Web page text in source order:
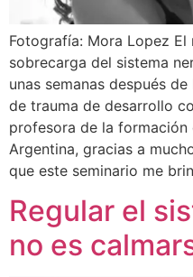
Fotografía: Mora Lopez
sobrecarga del sistema
unas semanas después
de trauma de desarrollo
profesora de la formación
Argentina, gracias a
que este seminario me
Regular el
no es